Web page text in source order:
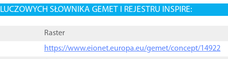
SŁOWNIKA GEMET I REJESTRU INSPIRE:
Raster
https://www.eionet.europa.eu/gemet/concept/14922